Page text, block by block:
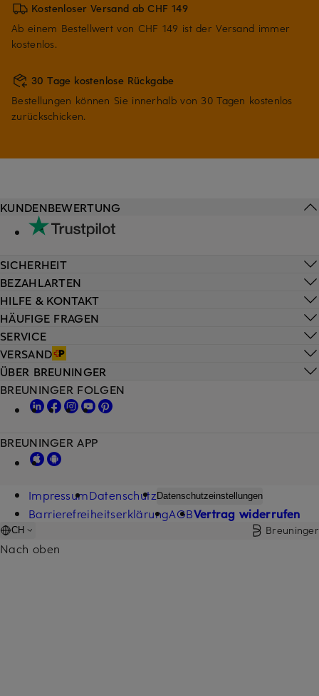
Kostenloser Versand ab CHF 149
Ab einem Bestellwert von CHF 149 ist der Versand immer
kostenlos.
30 Tage kostenlose Rückgabe
Bestellungen können Sie innerhalb von 30 Tagen kostenlos
zurückschicken.
HILFE & KONTAKT
HÄUFIGE FRAGEN
SERVICE
VERSAND
KUNDENBEWERTUNG
SICHERHEIT
BEZAHLARTEN
ÜBER BREUNINGER
BREUNINGER FOLGEN
BREUNINGER APP
ImpressumDatenschutz Datenschutzeinstellungen
BarrierefreiheitserklärungAGBVertrag widerrufen
CH Breuninger
Nach oben